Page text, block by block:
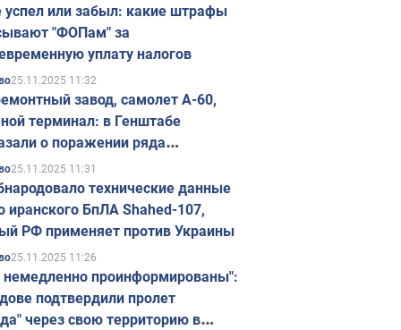
успел или забыл: какие штрафы
"ФОПам" за
уплату налогов
25.11.2025 11:32
завод, самолет А-60,
терминал: в Генштабе
о поражении ряда
объектов России
25.11.2025 11:31
технические данные
иранского БпЛА Shahed-107,
РФ применяет против Украины
25.11.2025 11:26
проинформированы":
подтвердили пролет
через свою территорию в